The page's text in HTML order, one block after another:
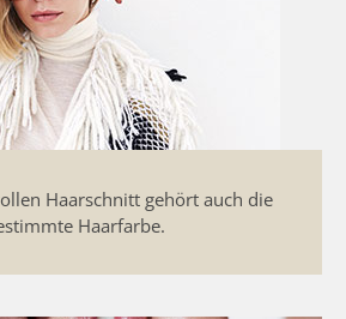
Haarschnitt gehört auch die
Haarfarbe.